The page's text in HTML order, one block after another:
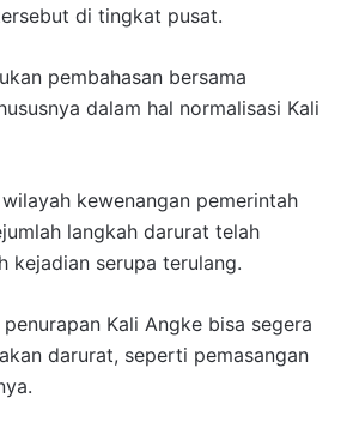
di tingkat pusat.
pembahasan bersama
dalam hal normalisasi Kali
kewenangan pemerintah
langkah darurat telah
kejadian serupa terulang.
Kali Angke bisa segera
darurat, seperti pemasangan